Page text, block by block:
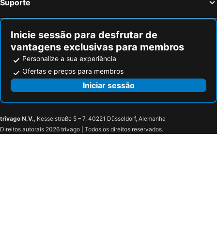
Suporte
Inicie sessão para desfrutar de
vantagens exclusivas para membros
Personalize a sua experiência
Ofertas e preços para membros
Iniciar sessão
trivago N.V., Kesselstraße 5 – 7, 40221 Düsseldorf, Alemanha
Direitos autorais 2026 trivago | Todos os direitos reservados.